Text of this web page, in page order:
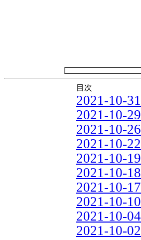
目次
2021-10-31
2021-10-29
2021-10-26
2021-10-22
2021-10-19
2021-10-18
2021-10-17
2021-10-10
2021-10-04
2021-10-02